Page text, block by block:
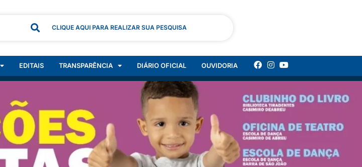
CLIQUE AQUI PARA REALIZAR SUA PESQUISA
EDITAIS TRANSPARÊNCIA DIÁRIO OFICIAL OUVIDORIA